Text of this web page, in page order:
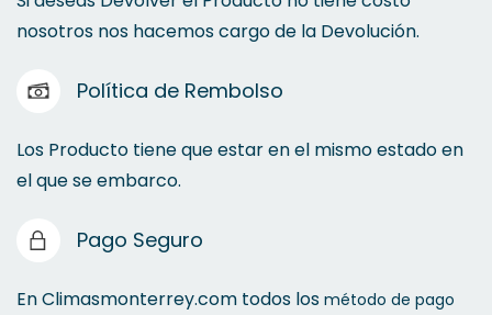
nosotros nos hacemos cargo de la Devolución.
Política de Rembolso
Los Producto tiene que estar en el mismo estado en
el que se embarco.
Pago Seguro
En Climasmonterrey.com todos los método de pago